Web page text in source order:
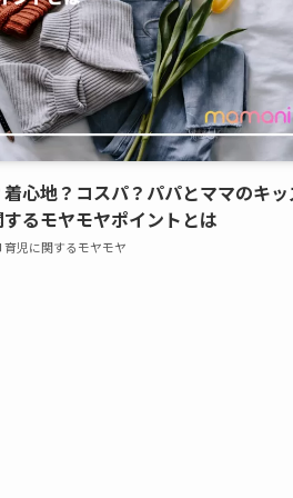
心地？コスパ？パパとママのキ
るモヤモヤポイントとは
育児に関するモヤモヤ